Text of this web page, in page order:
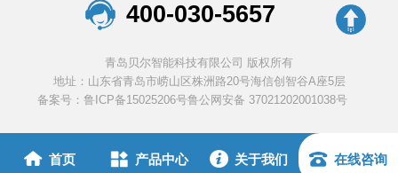
400-030-5657
青岛贝尔智能科技有限公司 版权所有
地址：山东省青岛市崂山区株洲路20号海信创智谷A座5层
备案号：鲁ICP备15025206号鲁公网安备 37021202001038号
首页 产品中心 关于我们 在线咨询